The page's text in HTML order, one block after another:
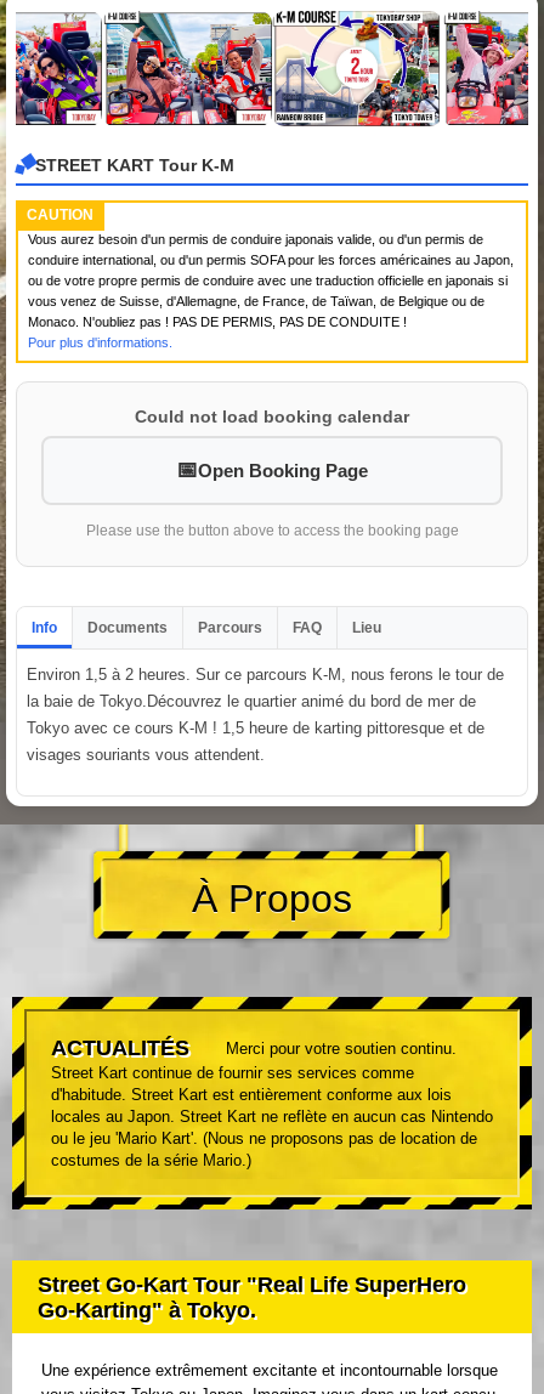
STREET KART Tour K-M
CAUTION
Vous aurez besoin d'un permis de conduire japonais valide, ou d'un permis de
conduire international, ou d'un permis SOFA pour les forces américaines au Japon,
ou de votre propre permis de conduire avec une traduction officielle en japonais si
vous venez de Suisse, d'Allemagne, de France, de Taïwan, de Belgique ou de
Monaco. N'oubliez pas ! PAS DE PERMIS, PAS DE CONDUITE !
Pour plus d'informations.
Could not load booking calendar
Open Booking Page
Please use the button above to access the booking page
Info Documents Parcours FAQ Lieu
Environ 1,5 à 2 heures. Sur ce parcours K-M, nous ferons le tour de
la baie de Tokyo.Découvrez le quartier animé du bord de mer de
Tokyo avec ce cours K-M ! 1,5 heure de karting pittoresque et de
visages souriants vous attendent.
À Propos
ACTUALITÉS
Merci pour votre soutien continu.
Street Kart continue de fournir ses services comme
d'habitude. Street Kart est entièrement conforme aux lois
locales au Japon. Street Kart ne reflète en aucun cas Nintendo
ou le jeu 'Mario Kart'. (Nous ne proposons pas de location de
costumes de la série Mario.)
Street Go-Kart Tour "Real Life SuperHero
Go-Karting" à Tokyo.
Une expérience extrêmement excitante et incontournable lorsque